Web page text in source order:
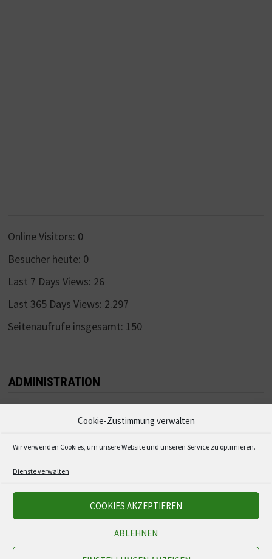
Cookie-Zustimmung verwalten
Wir verwenden Cookies, um unsere Website und unseren Service zu optimieren.
Dienste verwalten
COOKIES AKZEPTIEREN
ABLEHNEN
Online Visitors: 0
Besucher heute: 0
Last 7 Days Views: 26
Last 365 Days Views: 2.297
Seitenaufrufe insgesamt: 150
ADMINISTRATION